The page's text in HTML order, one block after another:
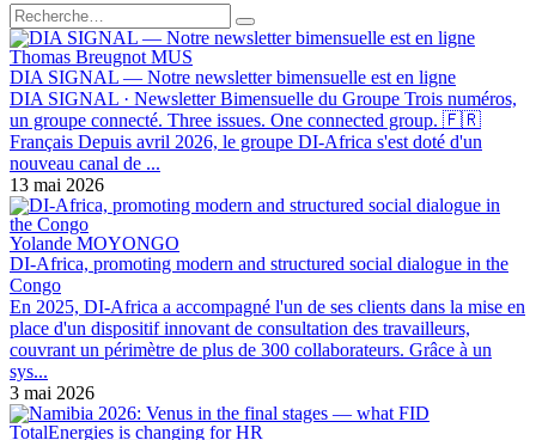
Thomas Breugnot MUS
DIA SIGNAL — Notre newsletter bimensuelle est en ligne
DIA SIGNAL · Newsletter Bimensuelle du Groupe Trois numéros,
un groupe connecté. Three issues. One connected group. 🇫🇷
Français Depuis avril 2026, le groupe DI-Africa s'est doté d'un
nouveau canal de ...
13 mai 2026
Yolande MOYONGO
DI-Africa, promoting modern and structured social dialogue in the
Congo
En 2025, DI-Africa a accompagné l'un de ses clients dans la mise en
place d'un dispositif innovant de consultation des travailleurs,
couvrant un périmètre de plus de 300 collaborateurs. Grâce à un
sys...
3 mai 2026